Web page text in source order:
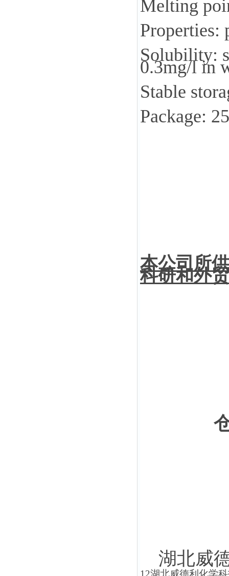
Melting
Properties:
Solubility:
0.3mg/l in
Stable
Package:
本公司所
科研和外
湖北威
12湖北威德利化学